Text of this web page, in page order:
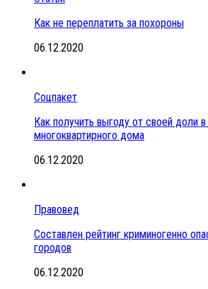
Как не переплатить за похороны
06.12.2020
Соцпакет
Как получить выгоду от своей
многоквартирного дома
06.12.2020
Правовед
Составлен рейтинг криминогенно
городов
06.12.2020